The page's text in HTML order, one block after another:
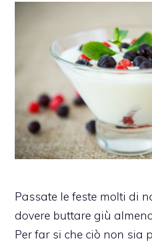
Passate le feste molti di
dovere buttare giù
Per far si che ciò non sia